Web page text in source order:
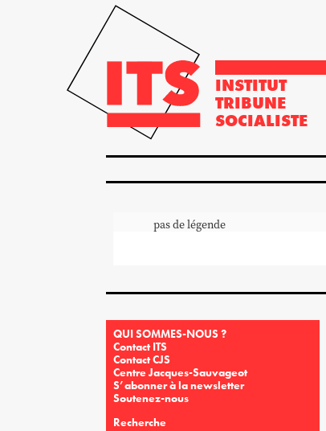
INSTITUT
TRIBUNE
SOCIALISTE
pas de légende
QUI SOMMES-NOUS ?
Contact ITS
Contact CJS
Centre Jacques-Sauvageot
S’abonner à la newsletter
Soutenez-nous
Recherche